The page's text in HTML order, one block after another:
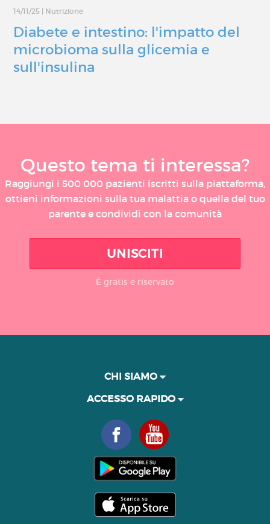
14/11/25 Nutrizione
Diabete e intestino: l'impatto del
microbioma sulla glicemia e
sull'insulina
Questo tema ti interessa?
Raggiungi i 500 000 pazienti iscritti sulla piattaforma,
ottieni informazioni sulla tua malattia o quella del tuo
parente e condividi con la comunità
UNISCITI
È gratis e riservato
CHI SIAMO
ACCESSO RAPIDO